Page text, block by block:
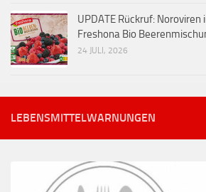
UPDATE Rückruf:
Freshona Bio
24 JULI, 2026
LEBENSMITTELWARNUNGEN